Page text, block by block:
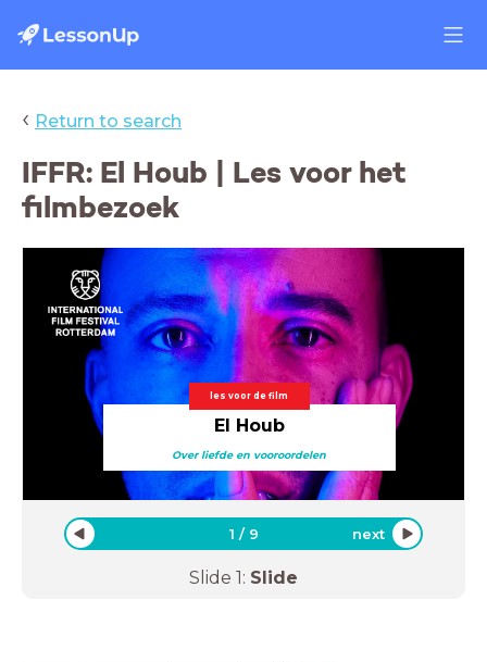
‹ Return to search
IFFR: El Houb | Les voor het
filmbezoek
El Houb
les voor de film
Over liefde en vooroordelen
1 / 9 next
Slide 1: Slide